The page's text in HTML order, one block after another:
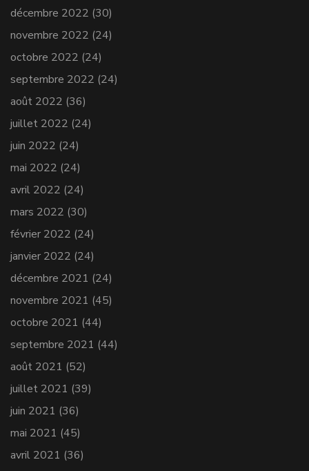
décembre 2022 (30)
novembre 2022 (24)
octobre 2022 (24)
septembre 2022 (24)
août 2022 (36)
juillet 2022 (24)
juin 2022 (24)
mai 2022 (24)
avril 2022 (24)
mars 2022 (30)
février 2022 (24)
janvier 2022 (24)
décembre 2021 (24)
novembre 2021 (45)
octobre 2021 (44)
septembre 2021 (44)
août 2021 (52)
juillet 2021 (39)
juin 2021 (36)
mai 2021 (45)
avril 2021 (36)